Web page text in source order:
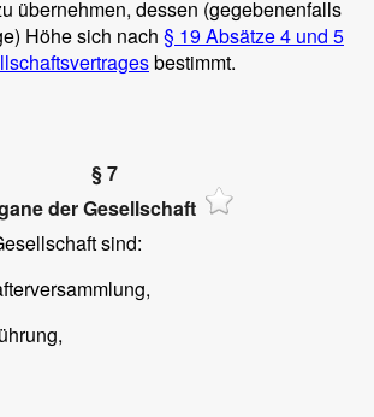
übernehmen, dessen (gegebenenfalls
Höhe sich nach § 19 Absätze 4 und 5
bestimmt.
§ 7
der Gesellschaft
sind: